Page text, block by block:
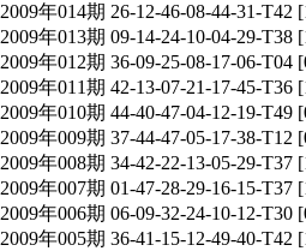
2009年014期 26-12-46-08-44-31-
2009年013期 09-14-24-10-04-29-
2009年012期 36-09-25-08-17-06-
2009年011期 42-13-07-21-17-45-
2009年010期 44-40-47-04-12-19-
2009年009期 37-44-47-05-17-38-
2009年008期 34-42-22-13-05-29-
2009年007期 01-47-28-29-16-15-
2009年006期 06-09-32-24-10-12-
2009年005期 36-41-15-12-49-40-